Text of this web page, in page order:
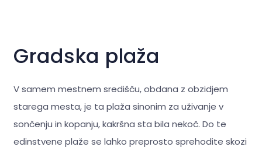
Gradska plaža
V samem mestnem središču, obdana z obzidjem
starega mesta, je ta plaža sinonim za uživanje v
sončenju in kopanju, kakršna sta bila nekoč. Do te
edinstvene plaže se lahko preprosto sprehodite skozi